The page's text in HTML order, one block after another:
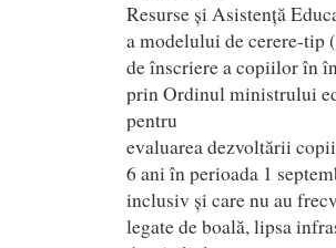
Resurse și Asistență
a modelului de cerere-tip
de înscriere a copiilor în
prin Ordinul ministrului
pentru
evaluarea dezvoltării
6 ani în perioada 1
inclusiv și care nu au
legate de boală, lipsa